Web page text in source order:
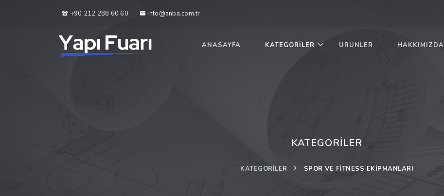
+90 212 288 60 60 info@anba.com.tr
ANASAYFA KATEGORILER ÜRÜNLER HAKKIMIZDA
KATEGORILER
KATEGORILER SPOR VE FITNESS EKIPMANLARI